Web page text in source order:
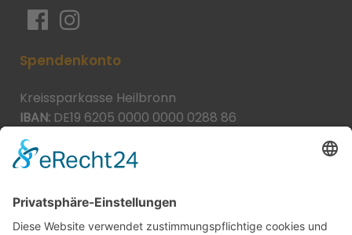
Spendenkonto
Kreissparkasse Heilbronn
IBAN: DE19 6205 0000 0000 0288 86
BIC:
Spende direkt via PayPal
JETZT SPENDEN